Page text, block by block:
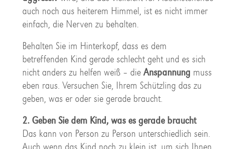
auch noch aus heiterem Himmel, ist es nicht immer
einfach, die Nerven zu behalten.
Behalten Sie im Hinterkopf, dass es dem
betreffenden Kind gerade schlecht geht und es sich
nicht anders zu helfen weiß – die Anspannung muss
eben raus. Versuchen Sie, Ihrem Schützling das zu
geben, was er oder sie gerade braucht.
2. Geben Sie dem Kind, was es gerade braucht
Das kann von Person zu Person unterschiedlich sein.